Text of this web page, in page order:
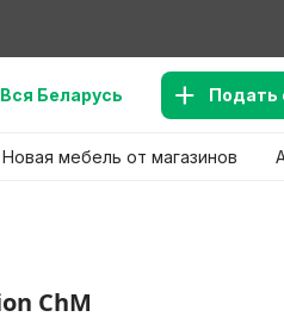
Вся Беларусь Подать
Новая мебель от магазинов
ChM